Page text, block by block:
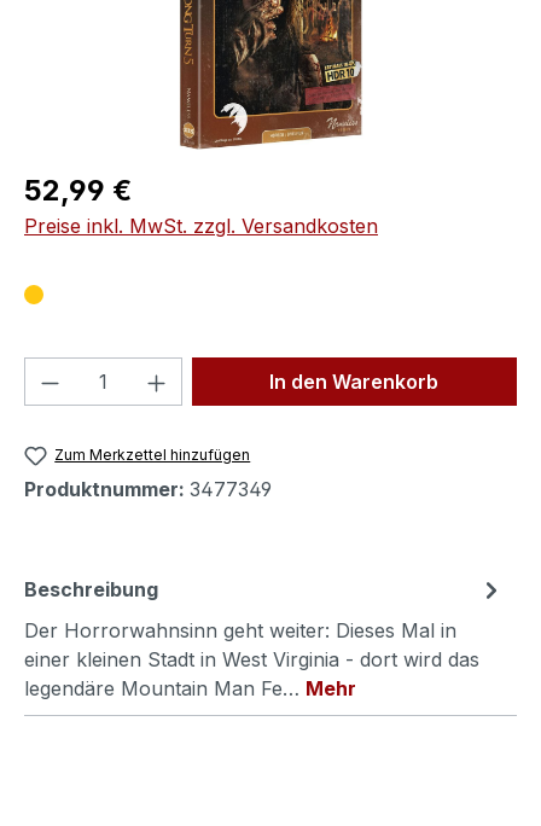
Regulärer Preis:
52,99 €
Preise inkl. MwSt. zzgl. Versandkosten
Produkt Anzahl: Gib denIn den Warenkorb
Zum Merkzettel hinzufügen
Produktnummer: 3477349
Beschreibung
Der Horrorwahnsinn geht weiter: Dieses Mal in
einer kleinen Stadt in West Virginia - dort wird das
legendäre Mountain Man Fe… Mehr